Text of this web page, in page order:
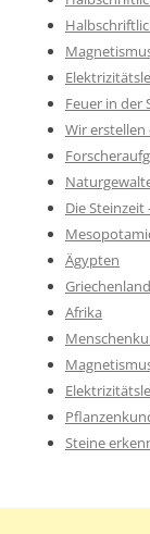
Feuer in der
Wir
Die Steinzeit
Ägypten
Griechenland
Afrika
Steine